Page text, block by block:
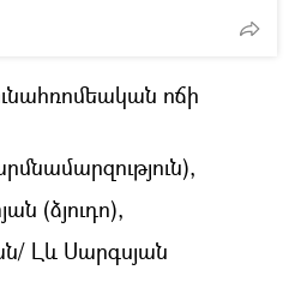
ոճի
(ձյուդո),
Լև Սարգսյան